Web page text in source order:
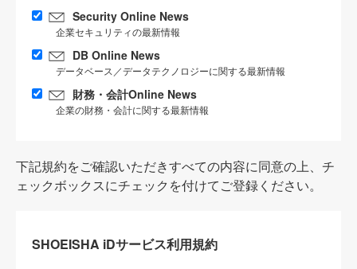
Security Online News
企業セキュリティの最新情報
DB Online News
データベース／データテクノロジーに関する最新情報
財務・会計Online News
企業の財務・会計に関する最新情報
下記規約をご確認いただきすべての内容に同意の上、チ
ェックボックスにチェックを付けてご登録ください。
SHOEISHA iDサービス利用規約